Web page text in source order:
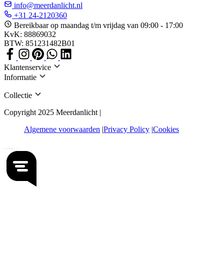
info@meerdanlicht.nl
+31 24-2120360
Bereikbaar op maandag t/m vrijdag van 09:00 - 17:00
KvK: 88869032
BTW: 851231482B01
Klantenservice
Informatie
Collectie
Copyright 2025 Meerdanlicht |
Algemene voorwaarden Privacy Policy Cookies